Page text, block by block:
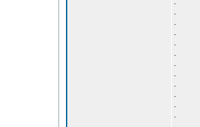
.
.
.
.
.
.
.
.
.
.
.
.